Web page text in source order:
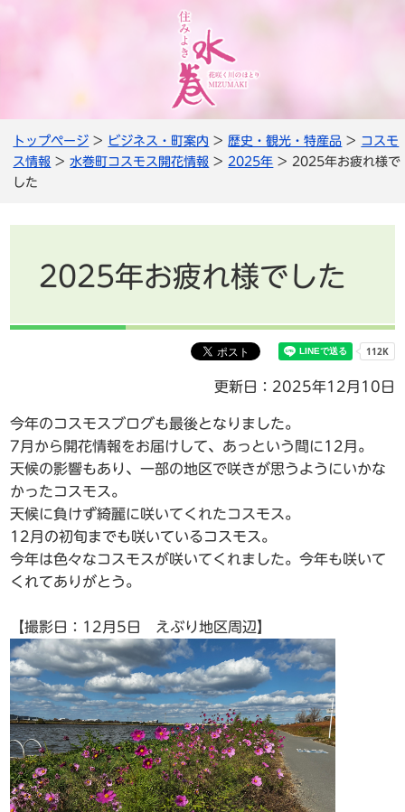
トップページ > ビジネス・町案内 > 歴史・観光・特産品 > コスモ
ス情報 >水巻町コスモス開花情報 > 2025年 > 2025年お疲れ様で
した
2025年お疲れ様でした
更新日：2025年12月10日
今年のコスモスブログも最後となりました。
7月から開花情報をお届けして、あっという間に12月。
天候の影響もあり、一部の地区で咲きが思うようにいかな
かったコスモス。
天候に負けず綺麗に咲いてくれたコスモス。
12月の初旬までも咲いているコスモス。
今年は色々なコスモスが咲いてくれました。今年も咲いて
くれてありがとう。
【撮影日：12月5日 えぶり地区周辺】